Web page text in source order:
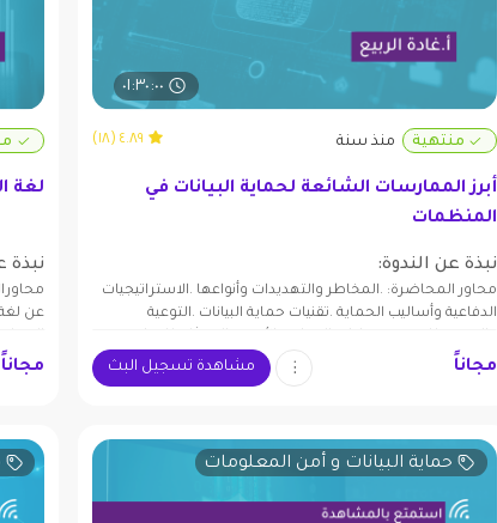
٠١:٣٠:٠٠
منتهية منذ سنة ٤.٨٩ (١٨)
أبرز الممارسات الشائعة لحماية البيانات في
المنظمات
نبذة عن الندوة:
محاور المحاضرة: .المخاطر والتهديدات وأنواعها .الاستراتيجيات
الدفاعية وأساليب الحماية .تقنيات حماية البيانات .التوعية
الأمنية العالمية للبيانات
مجاناً مشاهدة تسجيل البث
لغة
نبذة
عن
مجاناً
حماية البيانات و أمن المعلومات